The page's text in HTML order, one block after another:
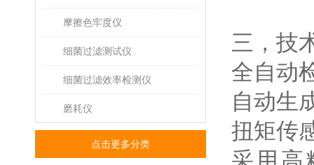
摩擦色牢度仪
细菌过滤测试仪
细菌过滤效率检测仪
磨耗仪
点击更多分类
三，技
全自动
自动生
扭矩传